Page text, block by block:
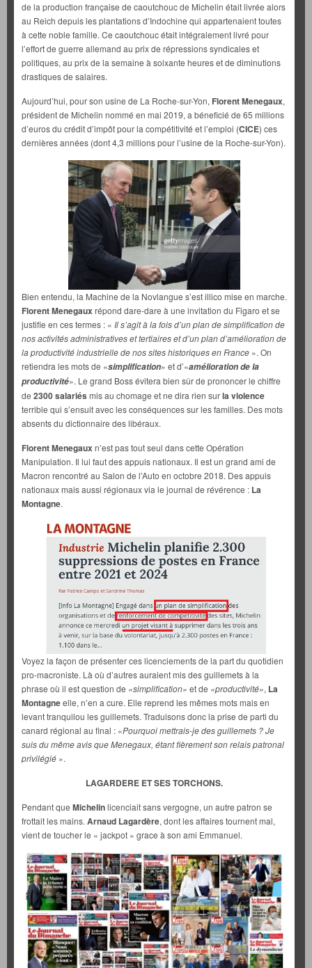
de la production française de caoutchouc de Michelin était livrée alors
au Reich depuis les plantations d’Indochine qui appartenaient toutes
à cette noble famille. Ce caoutchouc était intégralement livré pour
l’effort de guerre allemand au prix de répressions syndicales et
politiques, au prix de la semaine à soixante heures et de diminutions
drastiques de salaires.
Aujourd’hui, pour son usine de La Roche-sur-Yon, Florent Menegaux,
président de Michelin nommé en mai 2019, a béneficié de 65 millions
d’euros du crédit d’impôt pour la compétitivité et l’emploi (CICE) ces
dernières années (dont 4,3 millions pour l’usine de la Roche-sur-Yon).
Bien entendu, la Machine de la Novlangue s’est illico mise en marche.
Florent Menegauxrépond dare-dare à une invitation du Figaro et se
justifie en ces termes : « Il s’agit à la fois d’un plan de simplification de
nos activités administratives et tertiaires et d’un plan d’amélioration de
la productivité industrielle de nos sites historiques en France ». On
retiendra les mots de «simplification» et d’«amélioration de la
productivité». Le grand Boss évitera bien sûr de prononcer le chiffre
de 2300 salariés mis au chomage et ne dira rien surla violence
terrible qui s’ensuit avec les conséquences sur les familles. Des mots
absents du dictionnaire des libéraux.
Florent Menegauxn’est pas tout seul dans cette Opération
Manipulation. Il lui faut des appuis nationaux. Il est un grand ami de
Macron rencontré au Salon de l’Auto en octobre 2018. Des appuis
nationaux mais aussi régionaux via le journal de révérence : La
Montagne.
Voyez la façon de présenter ces licenciements de la part du quotidien
pro-macroniste. Là où d’autres auraient mis des guillemets à la
phrase où il est question de «simplification» et de «productivité», La
Montagneelle, n’en a cure. Elle reprend les mêmes mots mais en
levant tranquilou les guillemets. Traduisons donc la prise de parti du
canard régional au final : «Pourquoi mettrais-je des guillemets ? Je
suis du même avis que Menegaux, étant fièrement son relais patronal
privilégié ».
LAGARDERE ET SES TORCHONS.
Pendant que Michelinlicenciait sans vergogne, un autre patron se
frottait les mains. Arnaud Lagardère, dont les affaires tournent mal,
vient de toucher le « jackpot » grace à son ami Emmanuel.